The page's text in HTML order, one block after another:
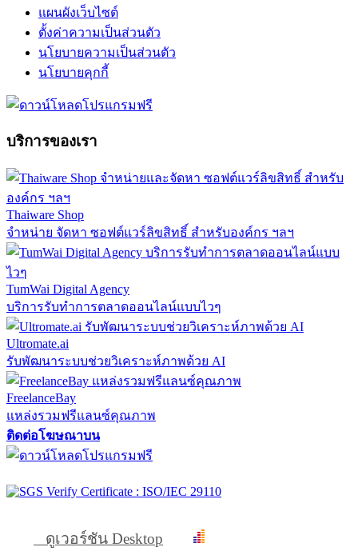
แผนผังเว็บไซต์
ตั้งค่าความเป็นส่วนตัว
นโยบายความเป็นส่วนตัว
นโยบายคุกกี้
บริการของเรา
Thaiware Shop
จำหน่าย จัดหา ซอฟต์แวร์ลิขสิทธิ์ สำหรับองค์กร ฯลฯ
TumWai Digital Agency
บริการรับทำการตลาดออนไลน์แบบไวๆ
Ultromate.ai
รับพัฒนาระบบช่วยวิเคราะห์ภาพด้วย AI
FreelanceBay
แหล่งรวมฟรีแลนซ์คุณภาพ
ติดต่อโฆษณาบน
ดูเวอร์ชัน Desktop